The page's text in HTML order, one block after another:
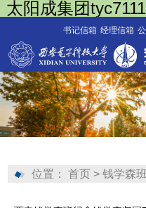
太阳成集团
书记信箱 经理信箱
位置：首页 >钱学森班